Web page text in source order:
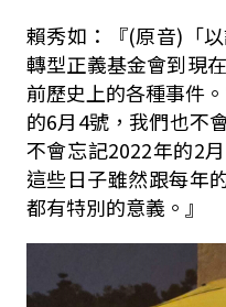
賴秀如：『(原音)「
轉型正義基金會到現
前歷史上的各種事件
的6月4號，我們也不
不會忘記2022年的2
這些日子雖然跟每年
都有特別的意義。』